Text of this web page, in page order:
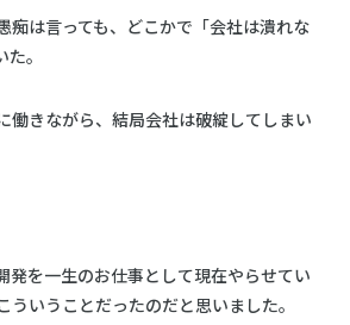
痴は言っても、どこかで「会社は潰れな
。
働きながら、結局会社は破綻してしまい
発を一生のお仕事として現在やらせてい
ういうことだったのだと思いました。